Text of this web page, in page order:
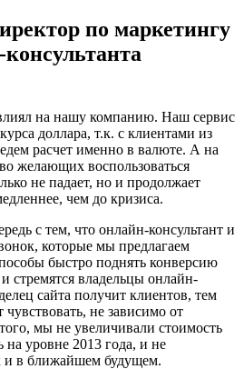
по маркетингу
на нашу компанию. Наш сервис
доллара, т.к. с клиентами из
расчет именно в валюте. А на
желающих воспользоваться
не падает, но и продолжает
чем до кризиса.
с тем, что онлайн-консультант и
которые мы предлагаем
быстро поднять конверсию
стремятся владельцы онлайн-
сайта получит клиентов, тем
чувствовать, не зависимо от
мы не увеличивали стоимость
уровне 2013 года, и не
и в ближайшем будущем.